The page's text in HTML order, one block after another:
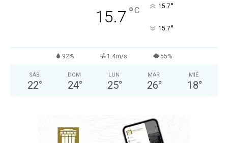
15.7 °C 15.7°
15.7°
92% 1.4m/s 55%
SÁB
22°
DOM
24°
LUN
25°
MAR
26°
MIÉ
18°